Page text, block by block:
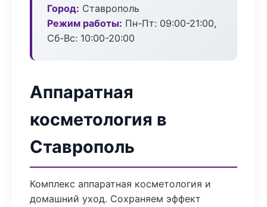
Город: Ставрополь
Режим работы: Пн-Пт: 09:00-21:00,
Сб-Вс: 10:00-20:00
Аппаратная
косметология в
Ставрополь
Комплекс аппаратная косметология и
домашний уход. Сохраняем эффект